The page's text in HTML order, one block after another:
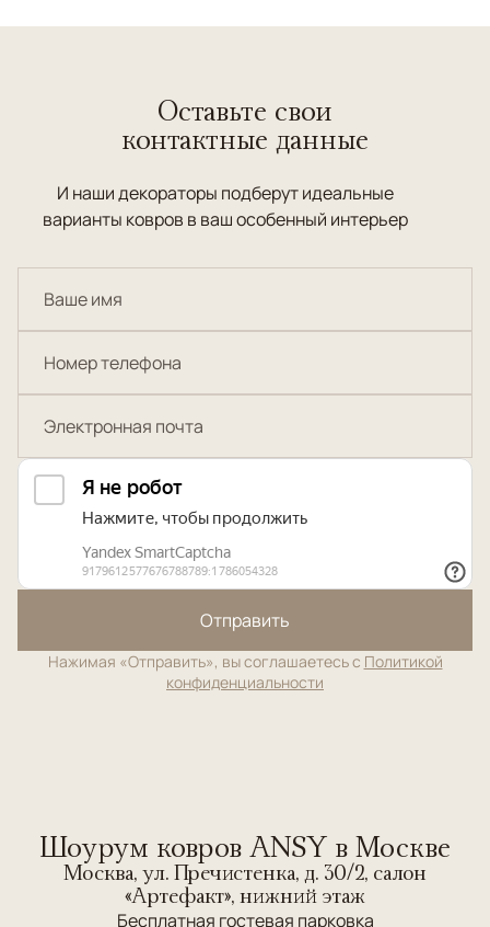
Оставьте свои
контактные данные
И наши декораторы подберут идеальные
варианты ковров в ваш особенный интерьер
Отправить
Нажимая «Отправить», вы соглашаетесь с Политикой
конфиденциальности
Шоурум ковров ANSY в Москве
Москва, ул. Пречистенка, д. 30/2, салон
«Артефакт», нижний этаж
Бесплатная гостевая парковка